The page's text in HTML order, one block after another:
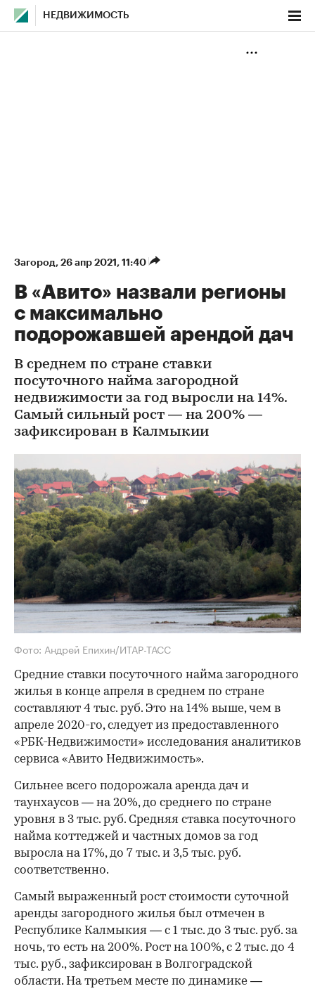
НЕДВИЖИМОСТЬ
Загород⁠, 26 апр 2021, 11:40
В «Авито» назвали регионы
с максимально
подорожавшей арендой дач
В среднем по стране ставки
посуточного найма загородной
недвижимости за год выросли на 14%.
Самый сильный рост — на 200% —
зафиксирован в Калмыкии
Фото: Андрей Епихин/ИТАР-ТАСС
Средние ставки посуточного найма загородного
жилья в конце апреля в среднем по стране
составляют 4 тыс. руб. Это на 14% выше, чем в
апреле 2020-го, следует из предоставленного
«РБК-Недвижимости» исследования аналитиков
сервиса «Авито Недвижимость».
Сильнее всего подорожала аренда дач и
таунхаусов — на 20%, до среднего по стране
уровня в 3 тыс. руб. Средняя ставка посуточного
найма коттеджей и частных домов за год
выросла на 17%, до 7 тыс. и 3,5 тыс. руб.
соответственно.
Самый выраженный рост стоимости суточной
аренды загородного жилья был отмечен в
Республике Калмыкия — с 1 тыс. до 3 тыс. руб. за
ночь, то есть на 200%. Рост на 100%, с 2 тыс. до 4
тыс. руб., зафиксирован в Волгоградской
области. На третьем месте по динамике —